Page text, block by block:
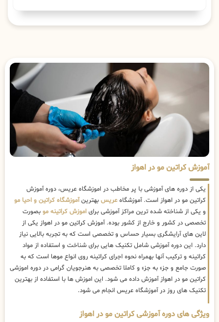
آموزش کراتین مو در اهواز
یکی از دوره های آموزشی با پر مخاطب در اموزشگاه عریس، دوره آموزش
کراتین مو در اهواز است. آموزشگاه عریس بهترینآموزشگاه کراتین و احیا مو
و یکی از شناخته شده ترین مراکز آموزشی برای اموزش کراتینه مو بصورت
تخصصی در کشور و خارج از کشور بوده. آموزش کراتین مو در اهواز یکی از
لاین های آرایشگری بسیار حساس و تخصصی است که به تجربه بالایی نیاز
دارد. این دوره آموزشی شامل تکنیک هایی برای شناخت و استفاده از مواد
کراتینه و ترکیب آنها بهمراه نحوه اجرای کراتینه روی انواع موها است که به
صورت جامع و جزء به جزء و کاملا تخصصی به هنرجویان گرامی در دوره اموزشی
کراتین مو در اهواز آموزش داده می شود. این اموزش ها با استفاده از بهترین
تکنیک های روز در آموزشگاه عریس انجام می شود.
ویژگی های دوره آموزشی کراتین مو در اهواز